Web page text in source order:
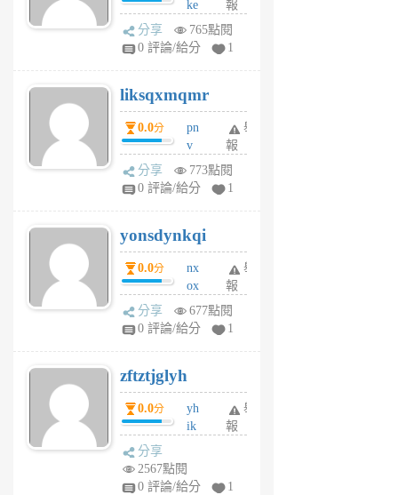
前
ke
rv
pj
6
個
月
前
報
分享
765點閱
0 評論/給分
1
liksqxmqmr
0.0分
pn
v
wt
sv
6
個
月
前
舉
報
分享
773點閱
0 評論/給分
1
yonsdynkqi
0.0分
nx
ox
rh
pe
月
前
舉
報
分享
677點閱
0 評論/給分
1
zftztjglyh
0.0分
yh
ik
tu
舉
報
分享
2567點閱
0 評論/給分
1